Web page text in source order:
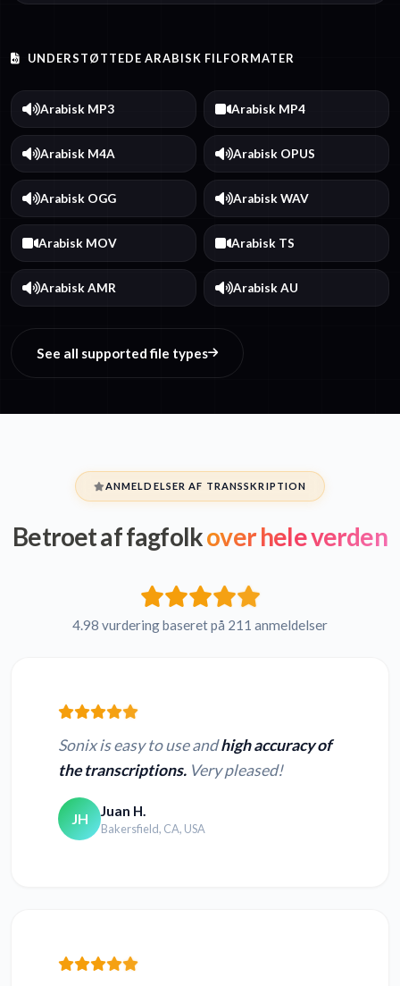
UNDERSTØTTEDE ARABISK FILFORMATER
Arabisk MP3 Arabisk MP4
Arabisk M4A Arabisk OPUS
Arabisk OGG Arabisk WAV
Arabisk MOV Arabisk TS
Arabisk AMR Arabisk AU
See all supported file types
ANMELDELSER AF TRANSSKRIPTION
Betroet af fagfolkover hele verden
4.98 vurdering baseret på 211 anmeldelser
Sonix is easy to use andhigh accuracy of
the transcriptions. Very pleased!
JH Juan H.
Bakersfield, CA, USA